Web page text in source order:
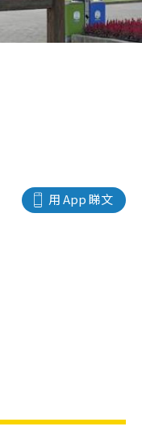
用 App 睇文